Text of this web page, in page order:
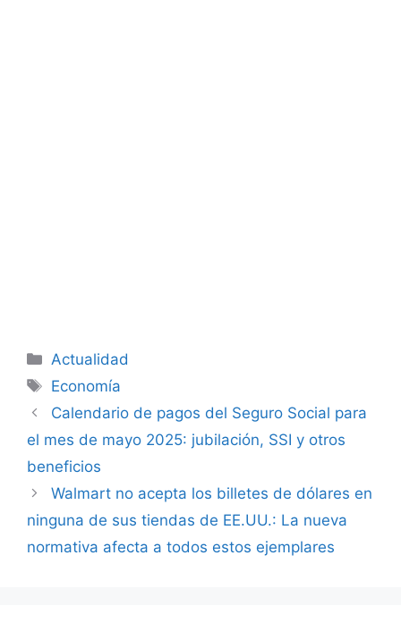
Categorías
Actualidad
Etiquetas
Economía
Calendario de pagos del Seguro Social para
el mes de mayo 2025: jubilación, SSI y otros
beneficios
Walmart no acepta los billetes de dólares en
ninguna de sus tiendas de EE.UU.: La nueva
normativa afecta a todos estos ejemplares